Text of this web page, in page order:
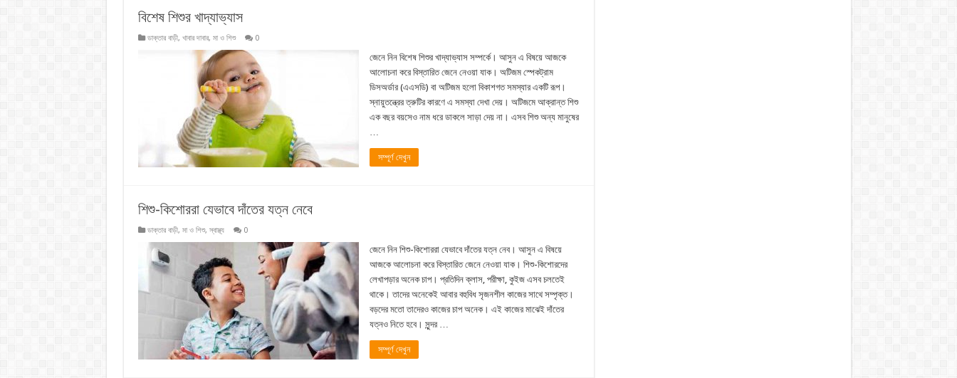
বিশেষ শিশুর খাদ্যাভ্যাস
ডাক্তার বাড়ী, খাবার দাবার, মা ও শিশু 0
জেনে নিন বিশেষ শিশুর খাদ্যাভ্যাস সম্পর্কে। আসুন এ বিষয়ে আজকে
আলোচনা করে বিস্তারিত জেনে নেওয়া যাক। অটিজম স্পেকট্রাম
ডিসঅর্ডার (এএসডি) বা অটিজম হলো বিকাশগত সমস্যার একটি রূপ।
স্নায়ুতন্ত্রের ত্রুটির কারণে এ সমস্যা দেখা দেয়। অটিজমে আক্রান্ত শিশু
এক বছর বয়সেও নাম ধরে ডাকলে সাড়া দেয় না। এসব শিশু অন্য মানুষের
…
সম্পূর্ণ দেখুন
শিশু-কিশোররা যেভাবে দাঁতের যত্ন নেবে
ডাক্তার বাড়ী, মা ও শিশু, স্বাস্থ্য 0
জেনে নিন শিশু-কিশোররা যেভাবে দাঁতের যত্ন নেব। আসুন এ বিষয়ে
আজকে আলোচনা করে বিস্তারিত জেনে নেওয়া যাক। শিশু-কিশোরদের
লেখাপড়ার অনেক চাপ। প্রতিদিন ক্লাস, পরীক্ষা, কুইজ এসব চলতেই
থাকে। তাদের অনেকেই আবার বহুবিধ সৃজনশীল কাজের সাথে সম্পৃক্ত।
বড়দের মতো তাদেরও কাজের চাপ অনেক। এই কাজের মাঝেই দাঁতের
যত্নও নিতে হবে। সুন্দর …
সম্পূর্ণ দেখুন